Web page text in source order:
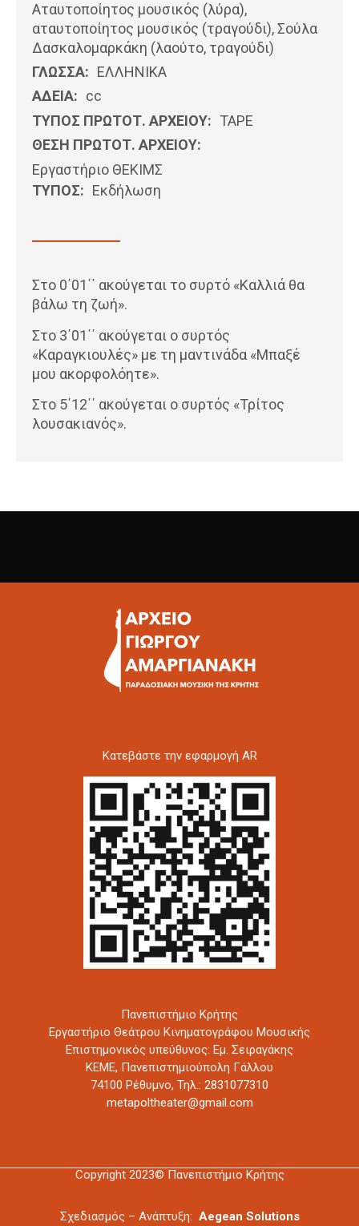
Αταυτοποίητος μουσικός (λύρα),
αταυτοποίητος μουσικός (τραγούδι), Σούλα
Δασκαλομαρκάκη (λαούτο, τραγούδι)
ΓΛΩΣΣΑ: ΕΛΛΗΝΙΚΆ
ΑΔΕΙΑ: cc
ΤΥΠΟΣ ΠΡΩΤΟΤ. ΑΡΧΕΙΟΥ: ΤΑΡΕ
ΘΕΣΗ ΠΡΩΤΟΤ. ΑΡΧΕΙΟΥ:
Εργαστήριο ΘΕΚΙΜΣ
ΤΥΠΟΣ: Εκδήλωση
Στο 0΄01΄΄ ακούγεται το συρτό «Καλλιά θα
βάλω τη ζωή».
Στο 3΄01΄΄ ακούγεται ο συρτός
«Καραγκιουλές» με τη μαντινάδα «Μπαξέ
μου ακορφολόητε».
Στο 5΄12΄΄ ακούγεται ο συρτός «Τρίτος
λουσακιανός».
Kατεβάστε την εφαρμογή AR
Πανεπιστήμιο Κρήτης
Εργαστήριο Θεάτρου Κινηματογράφου Μουσικής
Επιστημονικός υπεύθυνος: Εμ. Σειραγάκης
ΚΕΜΕ, Πανεπιστημιούπολη Γάλλου
74100 Ρέθυμνο, Τηλ.: 2831077310
metapoltheater@gmail.com
Copyright 2023© Πανεπιστήμιο Κρήτης
Σχεδιασμός – Ανάπτυξη: Aegean Solutions